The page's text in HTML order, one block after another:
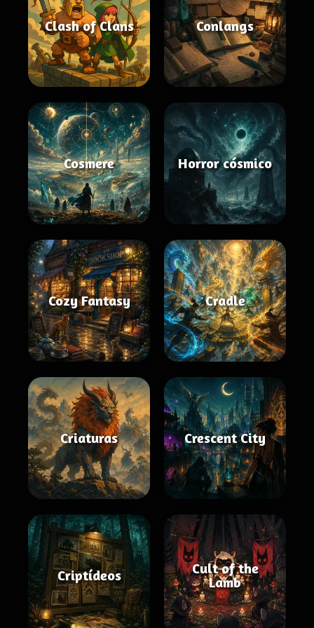
Clash of Clans Conlangs
Cosmere Horror cósmico
Cozy Fantasy Cradle
Criaturas Crescent City
Criptídeos
Cult of the
Lamb